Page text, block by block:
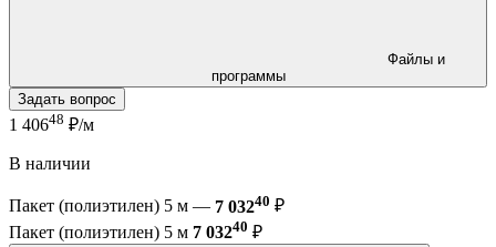
программы
Задать вопрос
1 40648 ₽/м
В наличии
Пакет (полиэтилен) 5 м — 7 03240 ₽
Пакет (полиэтилен) 5 м 7 03240 ₽